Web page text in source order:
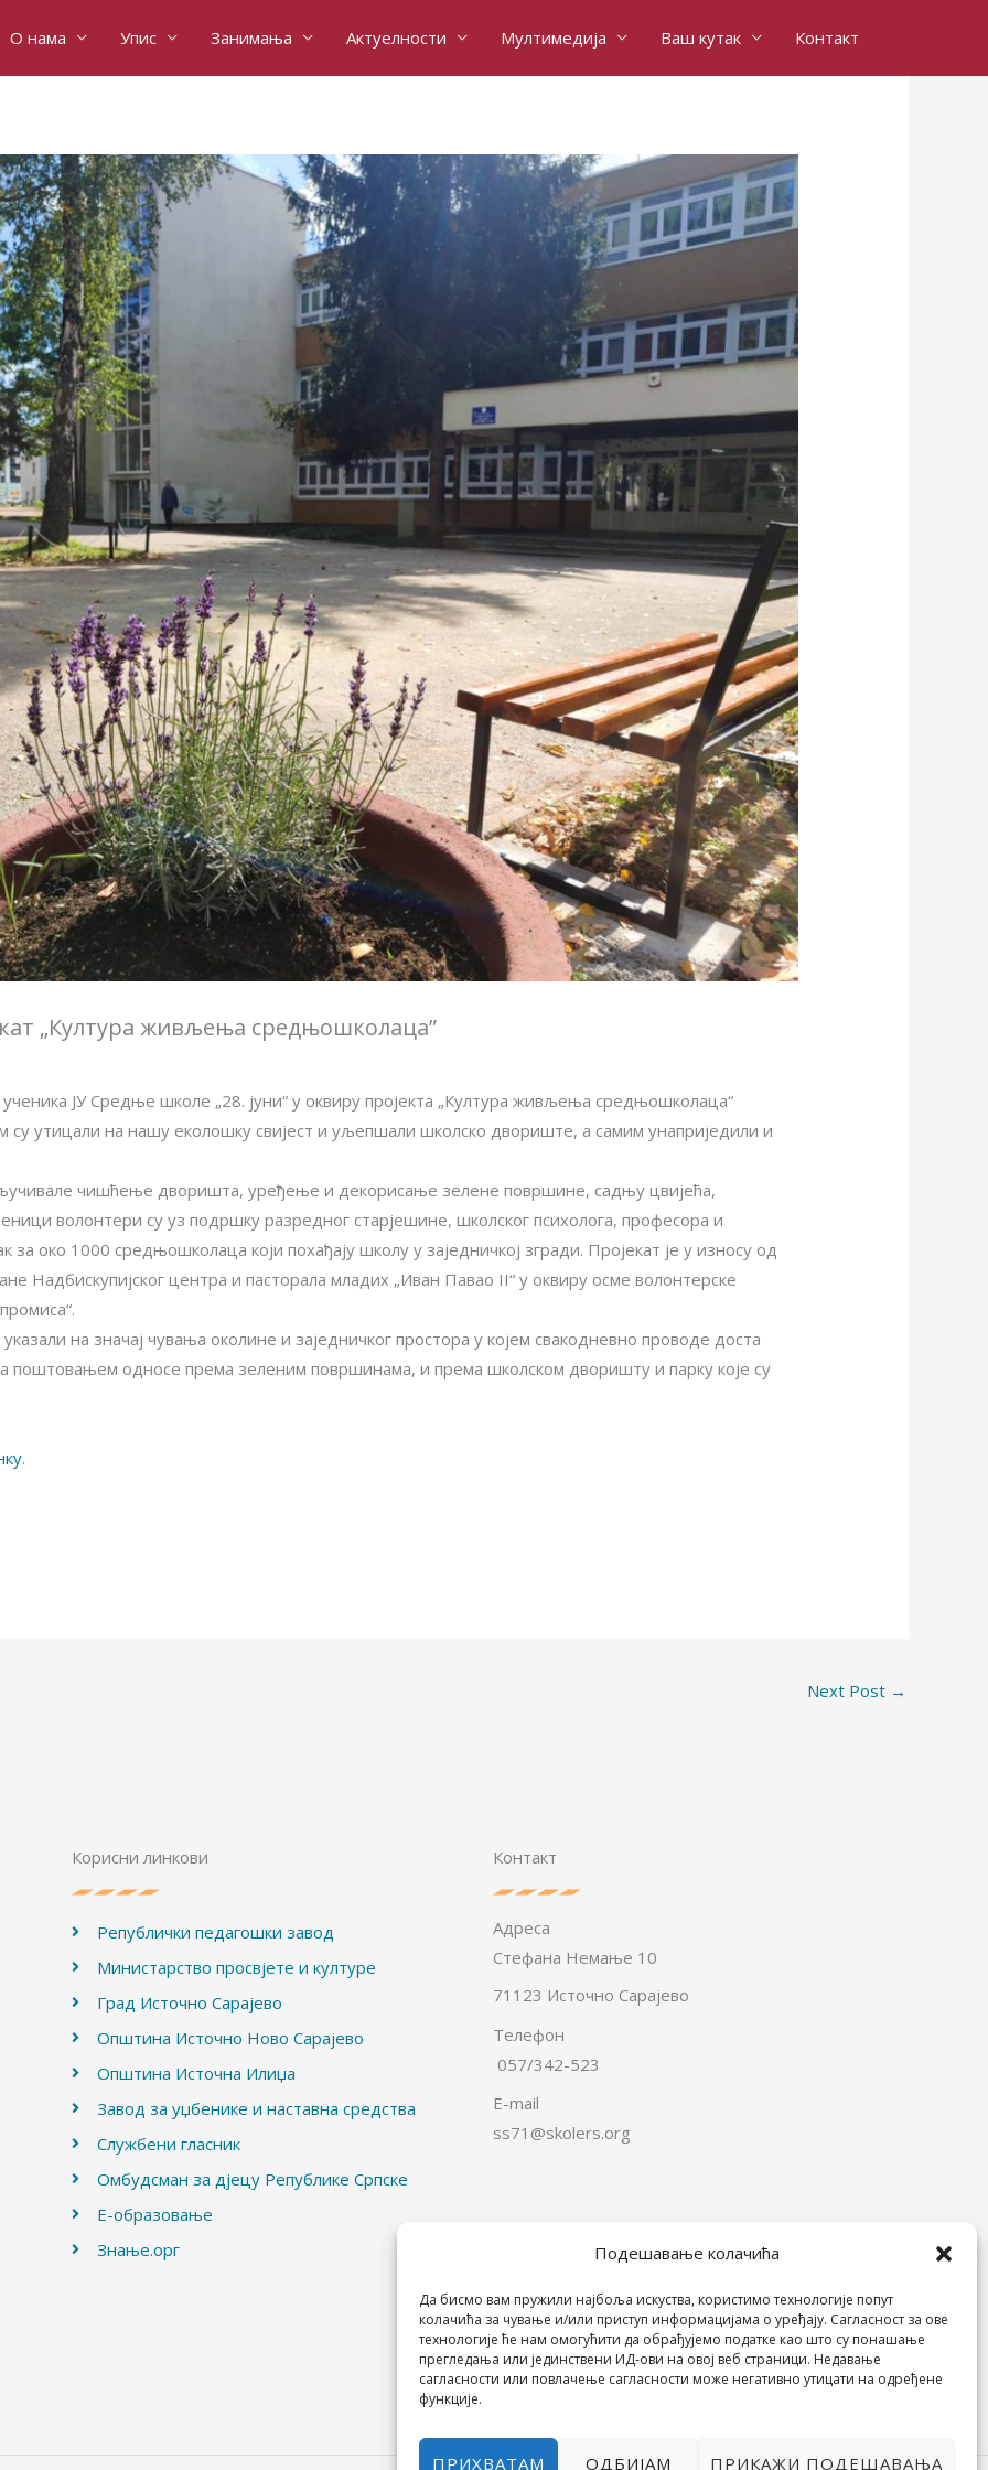
Подешавање колачића
Да бисмо вам пружили најбоља искуства, користимо технологије попут
колачића за чување и/или приступ информацијама о уређају. Сагласност за ове
технологије ће нам омогућити да обрађујемо податке као што су понашање
прегледања или јединствени ИД-ови на овој веб страници. Недавање
сагласности или повлачење сагласности може негативно утицати на одређене
функције.
ПРИХВАТАМ ОДБИЈАМ ПРИКАЖИ ПОДЕШАВАЊА
О нама Упис Занимања Актуелности Мултимедија Ваш кутак Контакт
„Култура живљења средњошколаца”
ЈУ Средње школе „28. јуни“ у оквиру пројекта „Култура живљења средњошколаца“
су утицали на нашу еколошку свијест и уљепшали школско двориште, а самим унаприједили и
чишћење дворишта, уређење и декорисање зелене површине, садњу цвијећа,
волонтери су уз подршку разредног старјешине, школског психолога, професора и
за око 1000 средњошколаца који похађају школу у заједничкој згради. Пројекат је у износу од
Надбискупијског центра и пасторала младих „Иван Павао II“ у оквиру осме волонтерске
на значај чувања околине и заједничког простора у којем свакодневно проводе доста
поштовањем односе према зеленим површинама, и према школском дворишту и парку које су
.
Next Post →
Корисни линкови
Републички педагошки завод
Министарство просвјете и културе
Град Источно Сарајево
Општина Источно Ново Сарајево
Општина Источна Илиџа
Завод за уџбенике и наставна средства
Службени гласник
Омбудсман за дјецу Републике Српске
Е-образовање
Знање.орг
Контакт
Адреса
Стефана Немање 10
71123 Источно Сарајево
Телефон
057/342-523
E-mail
ss71@skolers.org